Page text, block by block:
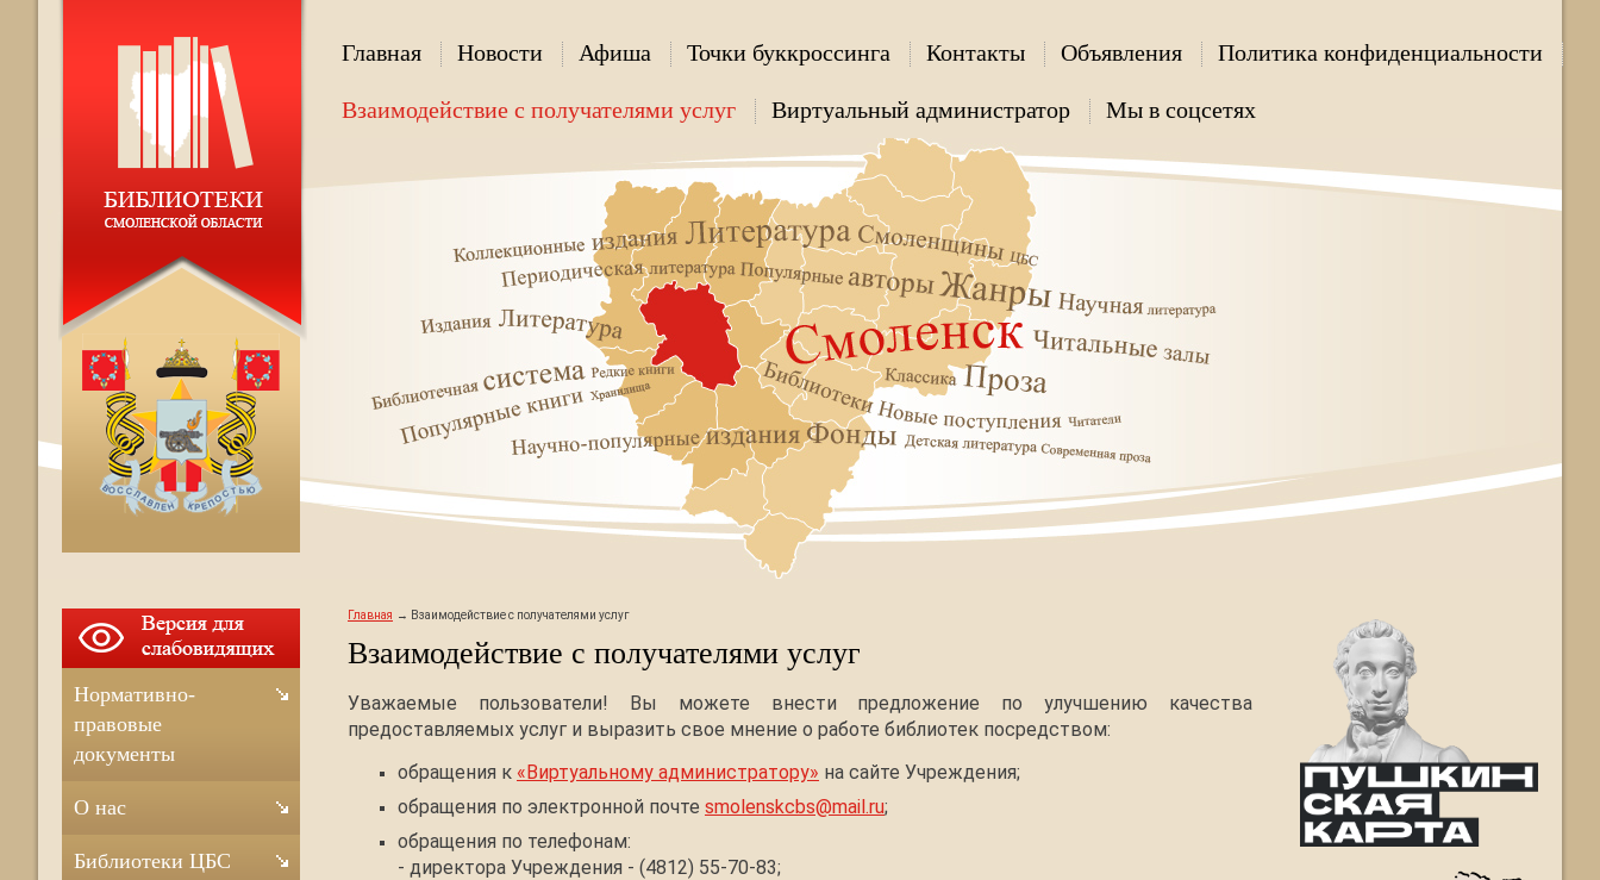
Главная Новости Афиша Точки буккроссинга Контакты Объявления Политика конфиденциальности
Взаимодействие с получателями услуг Виртуальный администратор Мы в соцсетях
Главная Взаимодействие с получателями услуг
Взаимодействие с получателями услуг
Уважаемые пользователи! Вы можете внести предложение по улучшению качества
предоставляемых услуг и выразить свое мнение о работе библиотек посредством:
обращения к «Виртуальному администратору» на сайте Учреждения;
обращения по электронной почте smolenskcbs@mail.ru;
обращения по телефонам:
- директора Учреждения - (4812) 55-70-83;
Нормативно-
правовые
документы
О нас
Библиотеки ЦБС